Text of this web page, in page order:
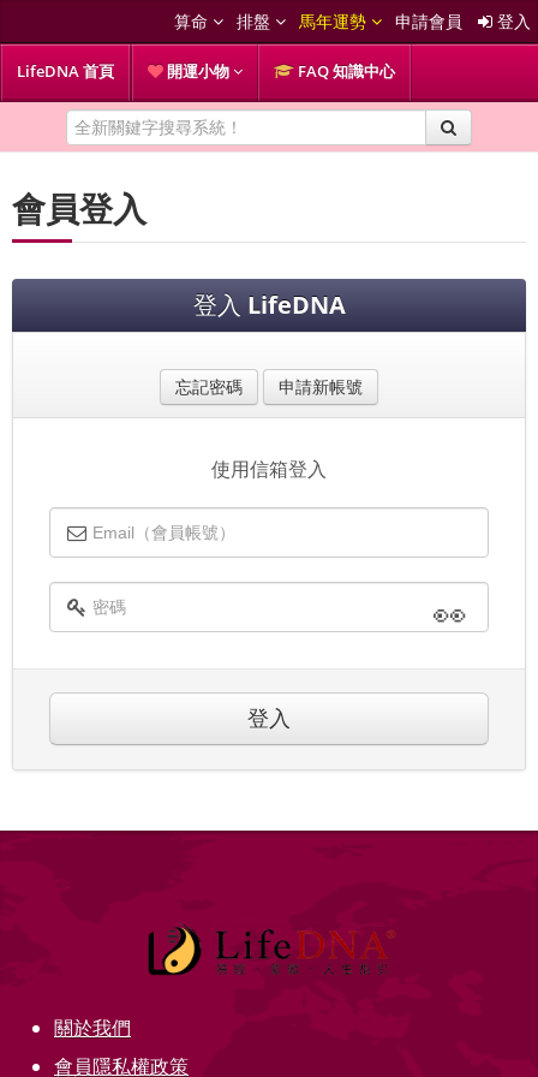
算命 排盤 馬年運勢 申請會員 登入
LifeDNA 首頁 開運小物 FAQ 知識中心
會員登入
登入 LifeDNA
忘記密碼 申請新帳號
使用信箱登入
👀
登入
關於我們
會員隱私權政策